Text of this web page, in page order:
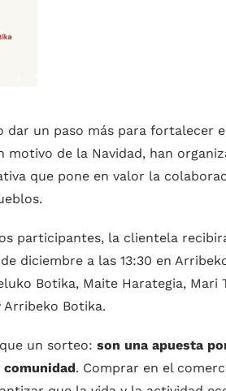
dar un paso más para fortalecer
de la Navidad, han
que pone en valor la
participantes, la clientela
diciembre a las 13:30 en
Botika, Maite Harategia, Mari
Arribeko Botika.
un sorteo:son una apuesta
. Comprar en el